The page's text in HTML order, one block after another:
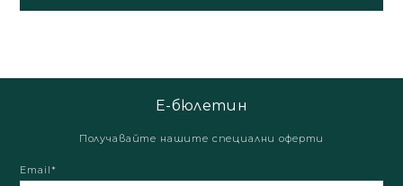
Е-бюлетин
Получавайте нашите специални оферти
Email*